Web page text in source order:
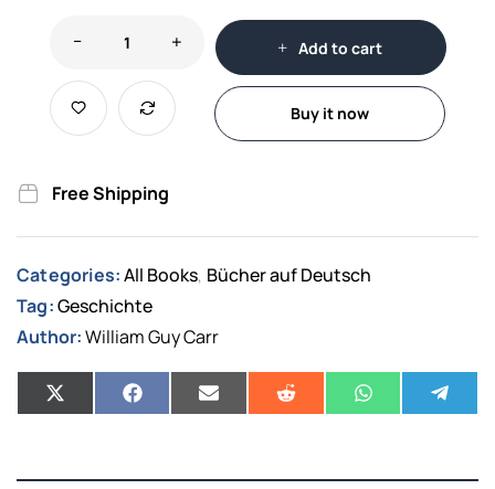
Add to cart
Buy it now
Free Shipping
Categories: All Books, Bücher auf Deutsch
Tag:Geschichte
Author:William Guy Carr